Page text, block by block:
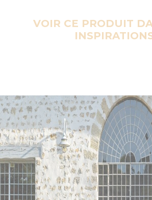
VOIR CE PRODUIT